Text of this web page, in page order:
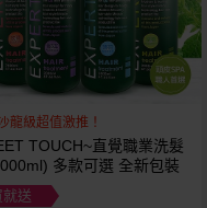
越多越
便宜
龍級超值激推！
TOUCH~直覺職業洗髮
多款可選 全新包裝
就送